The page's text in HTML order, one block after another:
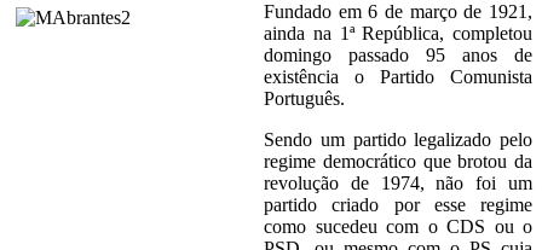
Fundado em 6 de março de 1921,
ainda na 1ª República, completou
domingo passado 95 anos de
existência o Partido Comunista
Português.
Sendo um partido legalizado pelo
regime democrático que brotou da
revolução de 1974, não foi um
partido criado por esse regime
como sucedeu com o CDS ou o